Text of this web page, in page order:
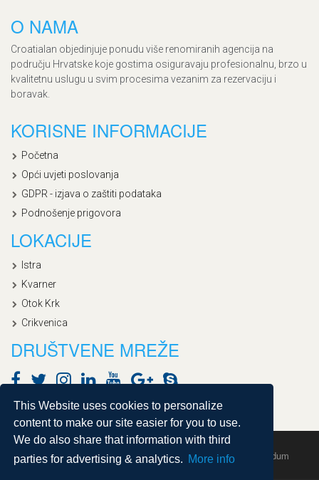
This Website uses cookies to personalize
content to make our site easier for you to use.
We do also share that information with third
parties for advertising & analytics. More info
O NAMA
Croatialan objedinjuje ponudu više renomiranih agencija na
području Hrvatske koje gostima osiguravaju profesionalnu, brzo u
kvalitetnu uslugu u svim procesima vezanim za rezervaciju i
boravak.
KORISNE INFORMACIJE
Početna
Opći uvjeti poslovanja
GDPR - izjava o zaštiti podataka
Podnošenje prigovora
LOKACIJE
Istra
Kvarner
Otok Krk
Crikvenica
DRUŠTVENE MREŽE
Copyright © 2020, Croatialan |Sitemap| Powered by Agendum